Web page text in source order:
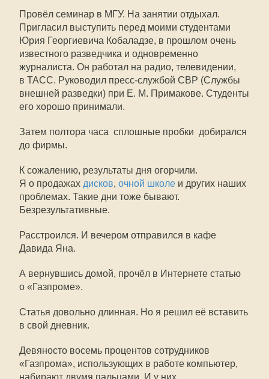
Провёл семинар в МГУ. На занятии отдыхал.
Пригласил выступить перед моими студентами
Юрия Георгиевича Кобаладзе, в прошлом очень
известного разведчика и одновременно
журналиста. Он работал на радио, телевидении,
в ТАСС. Руководил пресс-службой СВР (Службы
внешней разведки) при Е. М. Примакове. Студенты
его хорошо принимали.
Затем полтора часа  сплошные пробки  добирался
до фирмы.
К сожалению, результаты дня огорчили.
Я о продажах дисков, очной школе и других наших
проблемах. Такие дни тоже бывают.
Безрезультативные.
Расстроился. И вечером отправился в кафе
Давида Яна.
А вернувшись домой, прочёл в Интернете статью
о «Газпроме».
Статья довольно длинная. Но я решил её вставить
в свой дневник.
Девяносто восемь процентов сотрудников
«Газпрома», использующих в работе компьютер,
набирают двумя пальцами. И у них